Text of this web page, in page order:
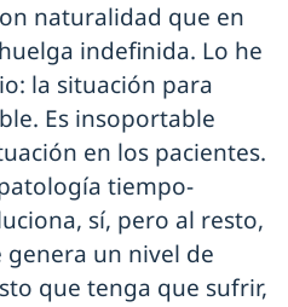
naturalidad que en
indefinida. Lo he
la situación para
Es insoportable
en los pacientes.
tiempo-
sí, pero al resto,
genera un nivel de
que tenga que sufrir,